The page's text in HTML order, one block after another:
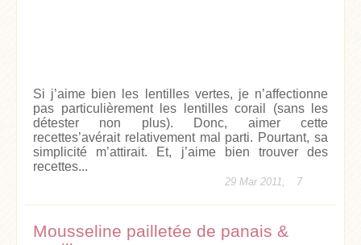
Si j’aime bien les lentilles vertes, je n’affectionne
pas particulièrement les lentilles corail (sans les
détester non plus). Donc, aimer cette
recettes’avérait relativement mal parti. Pourtant, sa
simplicité m’attirait. Et, j’aime bien trouver des
recettes...
29 Mar 2011, 7
Mousseline pailletée de panais &